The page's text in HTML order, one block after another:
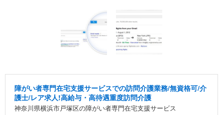
障がい者専門在宅支援サービスでの訪問介護業務/無資格可/介
護士/レア求人!高給与・高待遇重度訪問介護
神奈川県横浜市戸塚区の障がい者専門在宅支援サービス